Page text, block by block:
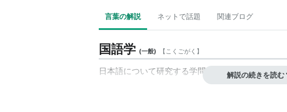
言葉の解説 ネットで話題 関連ブログ
国語学 (一般) 【こくごがく 】
日本語について研究する学問。 解説の続きを読む